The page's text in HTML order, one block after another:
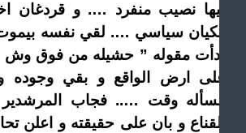
نصيب منفرد …. و قردغان اخر
سياسي …. لقي نفسه بيموت و
مقوله ” حشيله من فوق وش
ارض الواقع و بقي وجوده و
وقت ….. فجاب المرشدير
و بان على حقيقته و اعلن تحالفه